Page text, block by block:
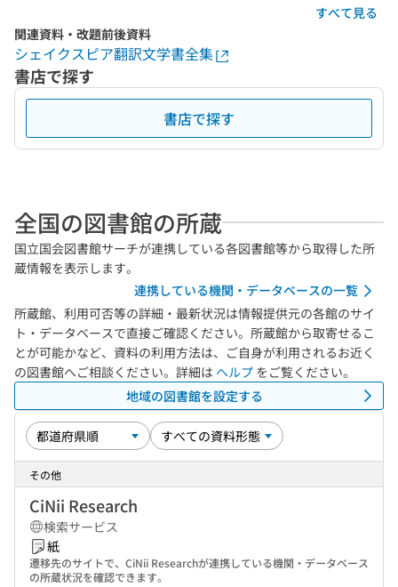
すべて見る
関連資料・改題前後資料
シェイクスピア翻訳文学書全集
書店で探す
書店で探す
全国の図書館の所蔵
国立国会図書館サーチが連携している各図書館等から取得した所
蔵情報を表示します。
連携している機関・データベースの一覧
所蔵館、利用可否等の詳細・最新状況は情報提供元の各館のサイ
ト・データベースで直接ご確認ください。所蔵館から取寄せるこ
とが可能かなど、資料の利用方法は、ご自身が利用されるお近く
の図書館へご相談ください。詳細は ヘルプ をご覧ください。
地域の図書館を設定する
その他
CiNii Research
検索サービス
紙
遷移先のサイトで、CiNii Researchが連携している機関・データベース
の所蔵状況を確認できます。